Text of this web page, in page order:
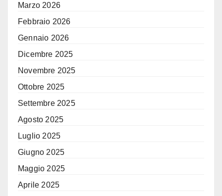
Marzo 2026
Febbraio 2026
Gennaio 2026
Dicembre 2025
Novembre 2025
Ottobre 2025
Settembre 2025
Agosto 2025
Luglio 2025
Giugno 2025
Maggio 2025
Aprile 2025